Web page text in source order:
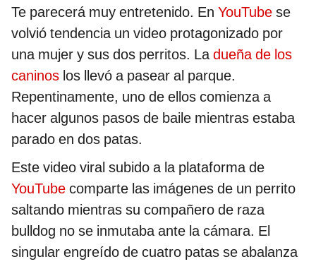
Te parecerá muy entretenido. En YouTube se
volvió tendencia un video protagonizado por
una mujer y sus dos perritos. Ladueña de los
caninos los llevó a pasear al parque.
Repentinamente, uno de ellos comienza a
hacer algunos pasos de baile mientras estaba
parado en dos patas.
Este video viral subido a la plataforma de
YouTube comparte las imágenes de un perrito
saltando mientras su compañero de raza
bulldog no se inmutaba ante la cámara. El
singular engreído de cuatro patas se abalanza